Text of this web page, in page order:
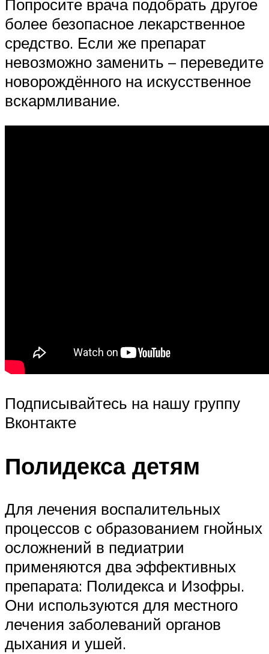
Попросите врача подобрать другое
более безопасное лекарственное
средство. Если же препарат
невозможно заменить – переведите
новорождённого на искусственное
вскармливание.
Подписывайтесь на нашу группу
Вконтакте
Полидекса детям
Для лечения воспалительных
процессов с образованием гнойных
осложнений в педиатрии
применяются два эффективных
препарата: Полидекса и Изофры.
Они используются для местного
лечения заболеваний органов
дыхания и ушей.